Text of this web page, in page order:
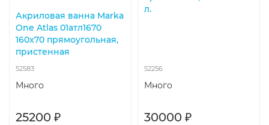
Акриловая ванна Marka
One Atlas 01атл1670
160x70 прямоугольная,
пристенная
52583
Много
25200 ₽
л.
52256
Много
30000 ₽